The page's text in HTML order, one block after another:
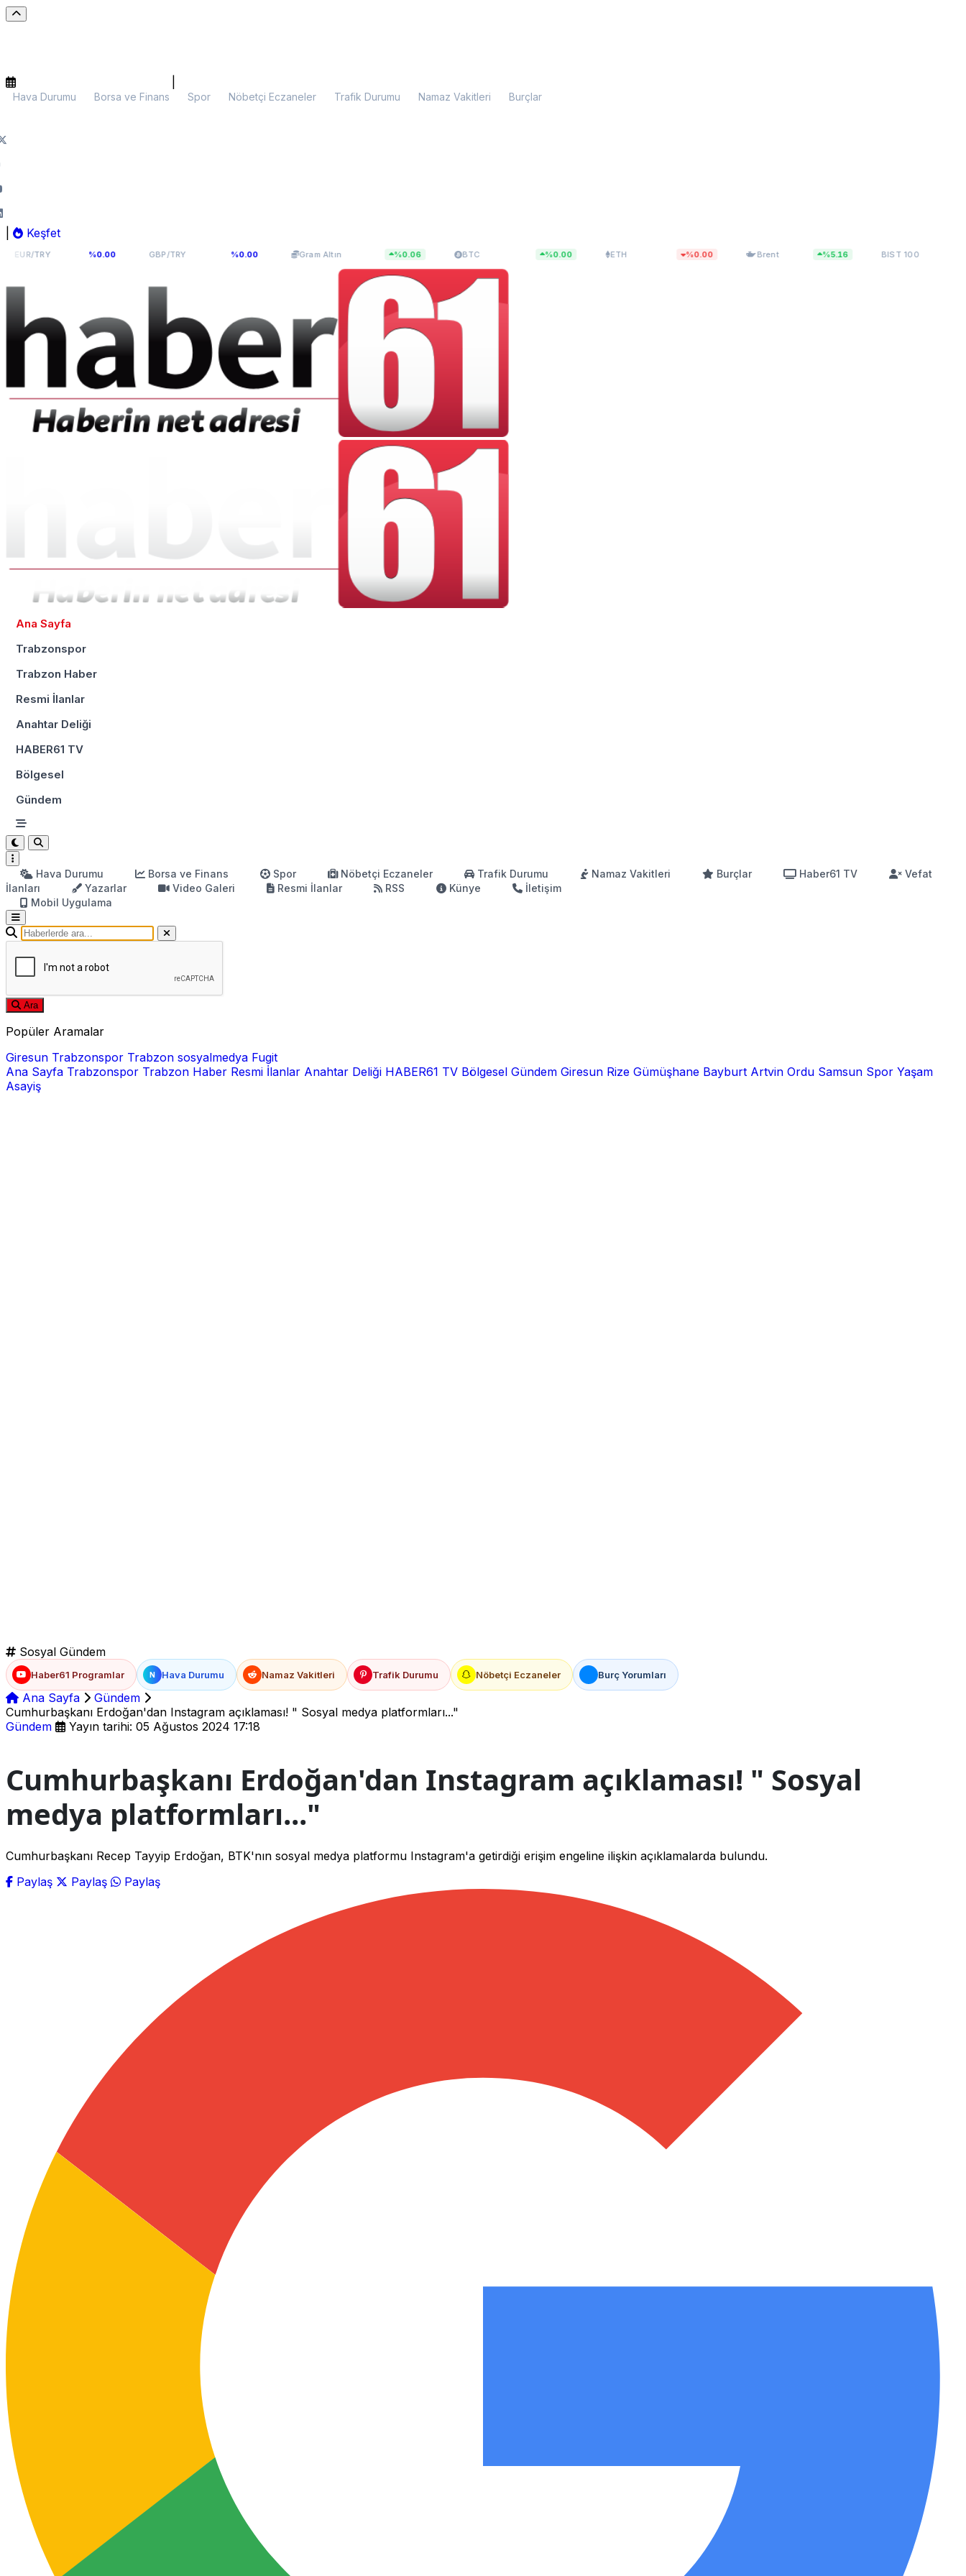
Hava Durumu Borsa ve Finans Spor Nöbetçi Eczaneler Trafik Durumu Namaz Vakitleri Burçlar
Keşfet
54,976 %0.00 GBP/TRY 64,0893 %0.00 Gram Altın5.948,97 BTC $64.413,08 ETH $1.905,80 Brent $83,55 %5.16 BIST 100 13.703,10
Ana Sayfa
Trabzonspor
Trabzon Haber
Resmi İlanlar
Anahtar Deliği
HABER61 TV
Bölgesel
Gündem
Hava Durumu Borsa ve Finans Spor Nöbetçi Eczaneler Trafik Durumu Namaz Vakitleri Burçlar Haber61 TV
Vefat
İlanları
Yazarlar Video Galeri Resmi İlanlar RSS Künye
İletişim
Mobil Uygulama
Ara
Popüler Aramalar
Giresun Trabzonspor Trabzon sosyalmedya Fugit
Ana Sayfa Trabzonspor Trabzon Haber Resmi İlanlar Anahtar Deliği HABER61 TV Bölgesel Gündem Giresun Rize Gümüşhane Bayburt Artvin Ordu Samsun Spor Yaşam
Asayiş
Sosyal Gündem
Haber61 Programlar N Hava Durumu Namaz Vakitleri Trafik Durumu Nöbetçi Eczaneler Burç Yorumları
Ana Sayfa
Gündem
Cumhurbaşkanı Erdoğan'dan Instagram açıklaması! " Sosyal medya platformları..."
Gündem
Yayın tarihi: 05 Ağustos 2024 17:18
Cumhurbaşkanı Erdoğan'dan Instagram açıklaması! " Sosyal
medya platformları..."
Cumhurbaşkanı Recep Tayyip Erdoğan, BTK'nın sosyal medya platformu Instagram'a getirdiği erişim engeline ilişkin açıklamalarda bulundu.
Paylaş
Paylaş Paylaş